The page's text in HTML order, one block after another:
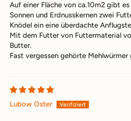
Auf einer Fläche von ca.10m2 gibt
Sonnen und Erdnusskernen zwei
Knödel ein eine überdachte
Mit dem Futter von Futtermaterial
Butter.
Fast vergessen gehörte
Lubow Oster